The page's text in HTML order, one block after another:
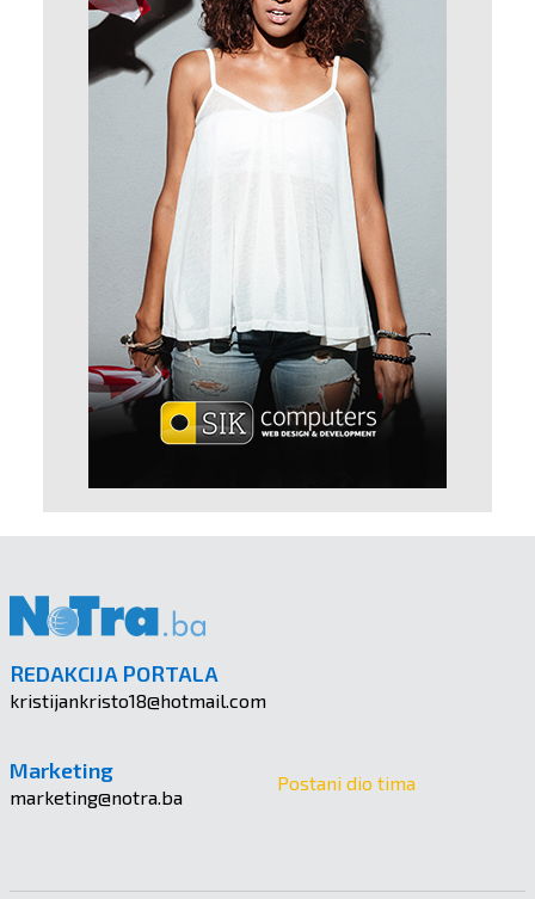
REDAKCIJA PORTALA
kristijankristo18@hotmail.com
Marketing
marketing@notra.ba
Postani dio tima